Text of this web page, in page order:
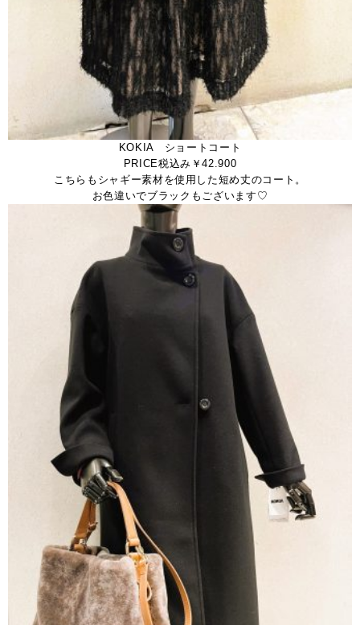
KOKIA ショートコート
PRICE税込み￥42.900
こちらもシャギー素材を使用した短め丈のコート。
お色違いでブラックもございます♡